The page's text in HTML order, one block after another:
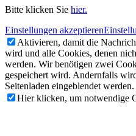
Bitte klicken Sie hier.
Einstellungen akzeptieren
Aktivieren, damit die
wird und alle Cookies, denen
werden. Wir benötigen zwei
gespeichert wird. Andernfalls
Seitenladen eingeblendet werden.
Hier klicken, um notwendige